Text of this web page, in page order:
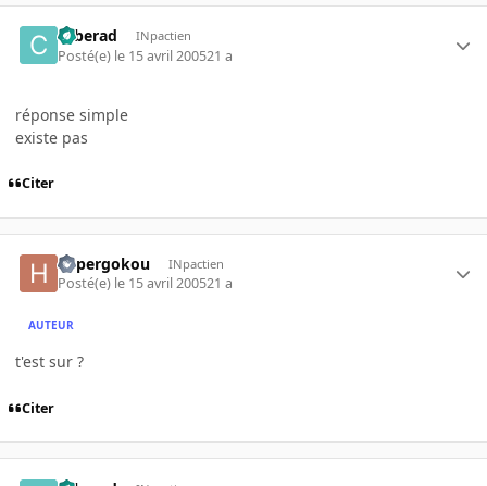
cyberad INpactien
Posté(e) le 15 avril 200521 a
réponse simple
existe pas
Citer
hypergokou INpactien
Posté(e) le 15 avril 200521 a
AUTEUR
t'est sur ?
Citer